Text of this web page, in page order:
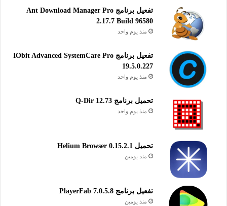
تفعيل برنامج Ant Download Manager Pro
2.17.7 Build 96580
منذ يوم واحد
تفعيل برنامج IObit Advanced SystemCare Pro
19.5.0.227
منذ يوم واحد
تحميل برنامج Q-Dir 12.73
منذ يوم واحد
تحميل Helium Browser 0.15.2.1
منذ يومين
تفعيل برنامج PlayerFab 7.0.5.8
منذ يومين